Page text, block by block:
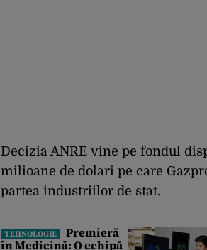
Decizia ANRE vine pe fondul
milioane de dolari pe care
partea industriilor de stat.
TEHNOLOGIE
Premieră
în Medicină: O echipă